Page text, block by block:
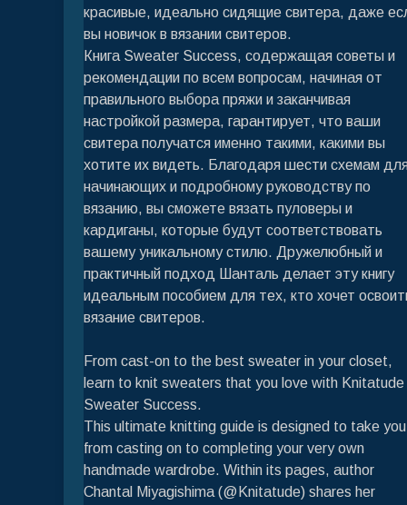
красивые, идеально сидящие свитера, даже
вы новичок в вязании свитеров.
Книга Sweater Success, содержащая советы и
рекомендации по всем вопросам, начиная от
правильного выбора пряжи и заканчивая
настройкой размера, гарантирует, что ваши
свитера получатся именно такими, какими вы
хотите их видеть. Благодаря шести схемам
начинающих и подробному руководству по
вязанию, вы сможете вязать пуловеры и
кардиганы, которые будут соответствовать
вашему уникальному стилю. Дружелюбный и
практичный подход Шанталь делает эту книгу
идеальным пособием для тех, кто хочет
вязание свитеров.
From cast-on to the best sweater in your closet,
learn to knit sweaters that you love with Knitatude
Sweater Success.
This ultimate knitting guide is designed to take you
from casting on to completing your very own
handmade wardrobe. Within its pages, author
Chantal Miyagishima (@Knitatude) shares her